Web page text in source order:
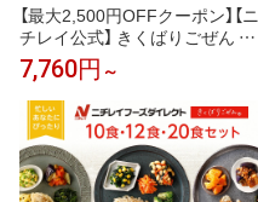
【最大2,500円OFFクーポン】【ニ
チレイ公式】 きくばりごぜん 魚
メニュー8食・10食・12食セッ
ト 冷凍弁当 おかず セット 冷凍
お弁当 冷凍食品 おかず お取り
寄せ 一人暮らし お惣菜 冷凍惣
菜 宅配弁当 ニチレイフーズ 自
宅療養 おいしい 美味しい リモ
ートワーク 在宅勤務
7,760円 ～